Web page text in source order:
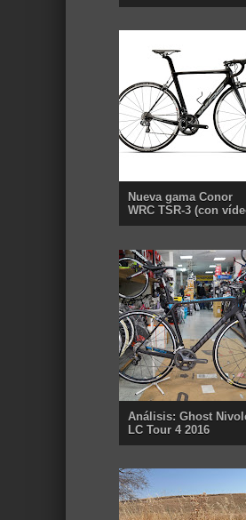
Nueva gama Conor
WRC TSR-3 (con
Análisis: Ghost
LC Tour 4 2016